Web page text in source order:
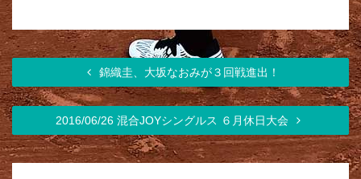
錦織圭、大坂なおみが３回戦進出！
2016/06/26 混合JOYシングルス ６月休日大会